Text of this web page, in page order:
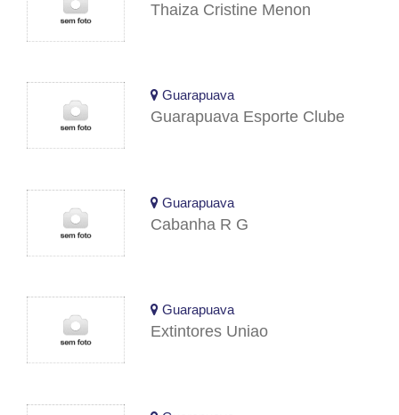
Thaiza Cristine Menon
Guarapuava
Guarapuava Esporte Clube
Guarapuava
Cabanha R G
Guarapuava
Extintores Uniao